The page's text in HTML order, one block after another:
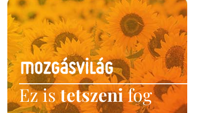
Ez istetszenifog